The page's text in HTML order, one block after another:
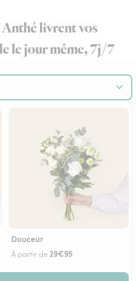
livrent vos
le jour même, 7j/7
Douceur
À partir de 29€95